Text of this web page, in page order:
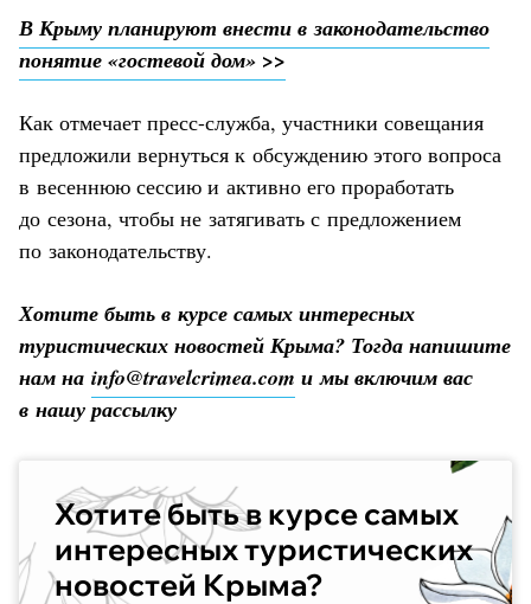
В Крыму планируют внести в законодательство
понятие «гостевой дом» >>
Как отмечает пресс-служба, участники совещания
предложили вернуться к обсуждению этого вопроса
в весеннюю сессию и активно его проработать
до сезона, чтобы не затягивать с предложением
по законодательству.
Хотите быть в курсе самых интересных
туристических новостей Крыма? Тогда напишите
нам на info@travelcrimea.com и мы включим вас
в нашу рассылку
Хотите быть в курсе самых
интересных туристических
новостей Крыма?